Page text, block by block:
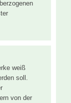
weiß
soll.
von der